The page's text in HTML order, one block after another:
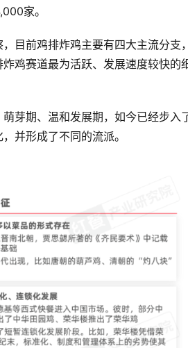
家。
目前鸡排炸鸡主要有四大主流分支
鸡赛道最为活跃、发展速度较快的
芽期、温和发展期，如今已经步入
并形成了不同的流派。